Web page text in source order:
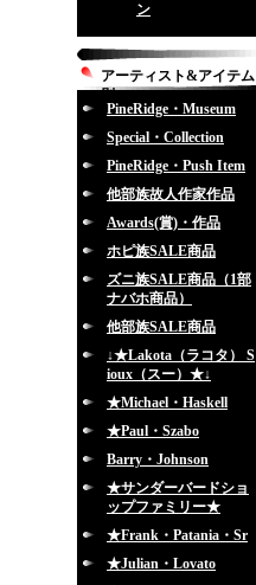
ン
アーティスト&アイテム
別
PineRidge・Museum
Special・Collection
PineRidge・Push Item
他部族故人作家作品
Awards(賞)・作品
ホピ族SALE商品
ズニ族SALE商品（1部
ナバホ商品）
他部族SALE商品
↓★Lakota（ラコタ） S
ioux（スー）★↓
★Michael・Haskell
★Paul・Szabo
Barry・Johnson
★サンダーバードショ
ップファミリー★
★Frank・Patania・Sr
★Julian・Lovato